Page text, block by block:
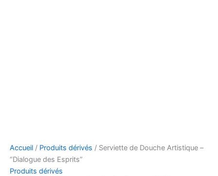
Accueil / Produits dérivés / Serviette de Douche Artistique –
“Dialogue des Esprits”
Produits dérivés